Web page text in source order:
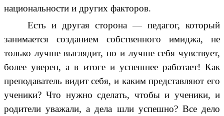
национальности и других факторов.
Есть и другая сторона — педагог, который
занимается созданием собственного имиджа, не
только лучше выглядит, но и лучше себя чувствует,
более уверен, а в итоге и успешнее работает! Как
преподаватель видит себя, и каким представляют его
ученики? Что нужно сделать, чтобы и ученики, и
родители уважали, а дела шли успешно? Все дело